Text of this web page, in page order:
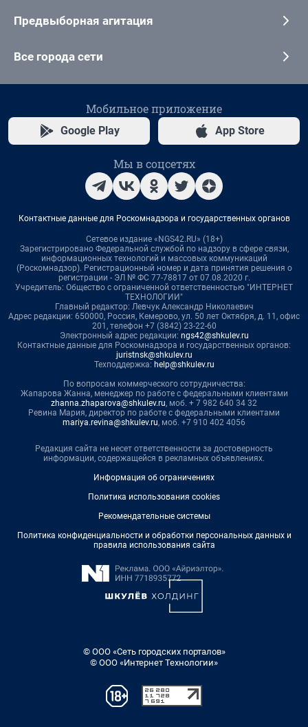
Предвыборная агитация
Все города сети
Мобильное приложение
Google Play App Store
Мы в соцсетях
Контактные данные для Роскомнадзора и государственных органов
Сетевое издание «NGS42.RU» (18+)
Зарегистрировано Федеральной службой по надзору в сфере связи,
информационных технологий и массовых коммуникаций
(Роскомнадзор). Регистрационный номер и дата принятия решения о
регистрации - ЭЛ № ФС 77-78817 от 07.08.2020 г.
Учредитель: Общество с ограниченной ответственностью "ИНТЕРНЕТ
ТЕХНОЛОГИИ"
Главный редактор: Левчук Александр Николаевич
Адрес редакции: 650000, Россия, Кемерово, ул. 50 лет Октября, д. 11, офис
201, телефон +7 (3842) 23-22-60
Электронный адрес редакции: ngs42@shkulev.ru
Контактные данные для Роскомнадзора и государственных органов:
juristnsk@shkulev.ru
Техподдержка: help@shkulev.ru
По вопросам коммерческого сотрудничества:
Жапарова Жанна, менеджер по работе с федеральными клиентами
zhanna.zhaparova@shkulev.ru, моб. + 7 982 640 34 32
Ревина Мария, директор по работе с федеральными клиентами
mariya.revina@shkulev.ru, моб. +7 910 402 4056
Редакция сайта не несет ответственности за достоверность
информации, содержащейся в рекламных объявлениях.
Информация об ограничениях
Политика использования cookies
Рекомендательные системы
Политика конфиденциальности и обработки персональных данных и
правила использования сайта
© ООО «Сеть городских порталов»
© ООО «Интернет Технологии»